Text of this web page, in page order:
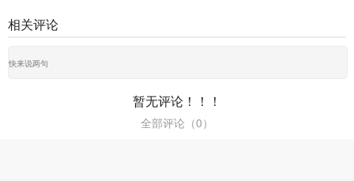
相关评论
暂无评论！！！
全部评论（0）